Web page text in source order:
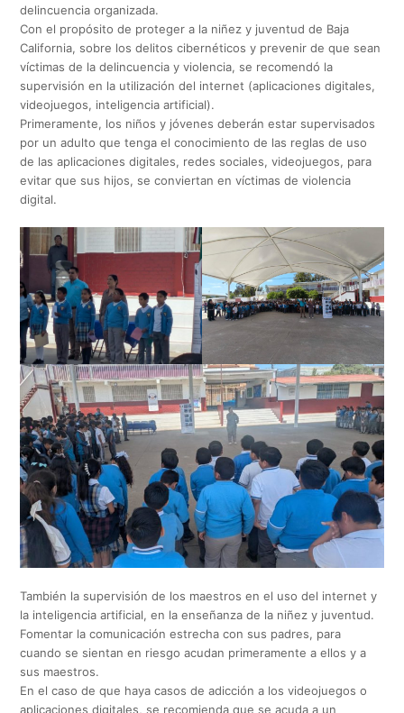
delincuencia organizada.
Con el propósito de proteger a la niñez y juventud de Baja
California, sobre los delitos cibernéticos y prevenir de que sean
víctimas de la delincuencia y violencia, se recomendó la
supervisión en la utilización del internet (aplicaciones digitales,
videojuegos, inteligencia artificial).
Primeramente, los niños y jóvenes deberán estar supervisados
por un adulto que tenga el conocimiento de las reglas de uso
de las aplicaciones digitales, redes sociales, videojuegos, para
evitar que sus hijos, se conviertan en víctimas de violencia
digital.
También la supervisión de los maestros en el uso del internet y
la inteligencia artificial, en la enseñanza de la niñez y juventud.
Fomentar la comunicación estrecha con sus padres, para
cuando se sientan en riesgo acudan primeramente a ellos y a
sus maestros.
En el caso de que haya casos de adicción a los videojuegos o
aplicaciones digitales, se recomienda que se acuda a un